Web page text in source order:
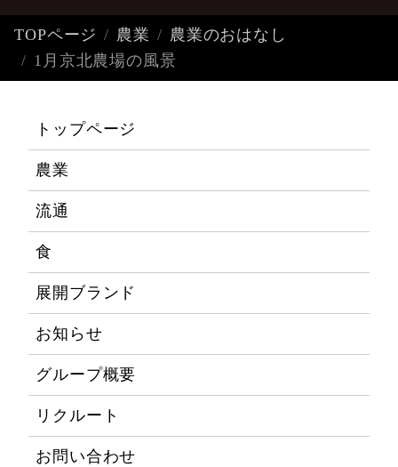
TOPページ 農業
農業のおはなし
1月京北農場の風景
トップページ
農業
流通
食
展開ブランド
お知らせ
グループ概要
リクルート
お問い合わせ